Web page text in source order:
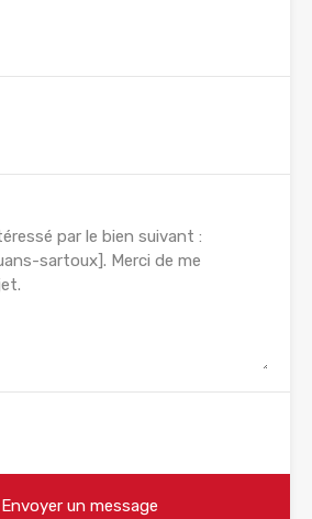
Envoyer un message